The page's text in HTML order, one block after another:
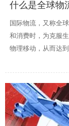
什么是全球物
国际物流，又称全
和消费时，为克服
物理移动，从而达
和收取货物的贸易